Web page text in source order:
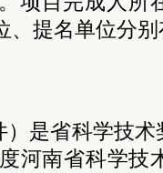
、提名单位分
）是省科学技
河南省科学技